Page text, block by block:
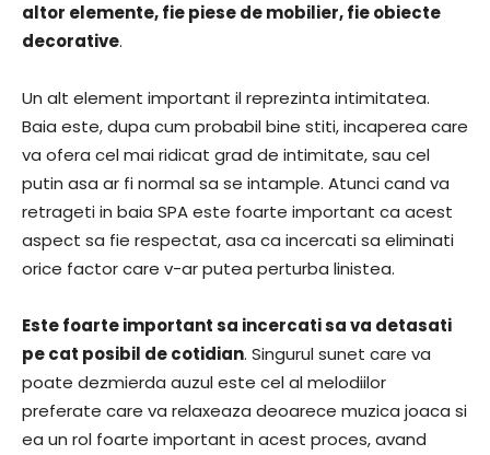
altor elemente, fie piese de mobilier, fie obiecte
decorative.
Un alt element important il reprezinta intimitatea.
Baia este, dupa cum probabil bine stiti, incaperea care
va ofera cel mai ridicat grad de intimitate, sau cel
putin asa ar fi normal sa se intample. Atunci cand va
retrageti in baia SPA este foarte important ca acest
aspect sa fie respectat, asa ca incercati sa eliminati
orice factor care v-ar putea perturba linistea.
Este foarte important sa incercati sa va detasati
pe cat posibil de cotidian. Singurul sunet care va
poate dezmierda auzul este cel al melodiilor
preferate care va relaxeaza deoarece muzica joaca si
ea un rol foarte important in acest proces, avand